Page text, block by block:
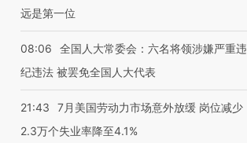
远是第一位
08:06
全国人大常委会：六名将领涉嫌严重违
纪违法 被罢免全国人大代表
21:43
7月美国劳动力市场意外放缓 岗位减少
2.3万个失业率降至4.1%